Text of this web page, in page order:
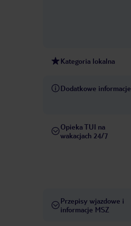
Kategoria lokalna
Dodatkowe informacje
Opieka TUI na
wakacjach 24/7
Przepisy wjazdowe i
informacje MSZ